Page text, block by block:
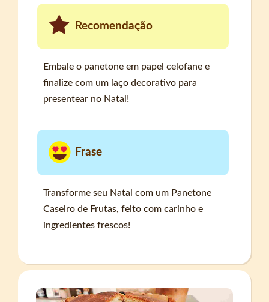
Recomendação
Embale o panetone em papel celofane e
finalize com um laço decorativo para
presentear no Natal!
Frase
Transforme seu Natal com um Panetone
Caseiro de Frutas, feito com carinho e
ingredientes frescos!